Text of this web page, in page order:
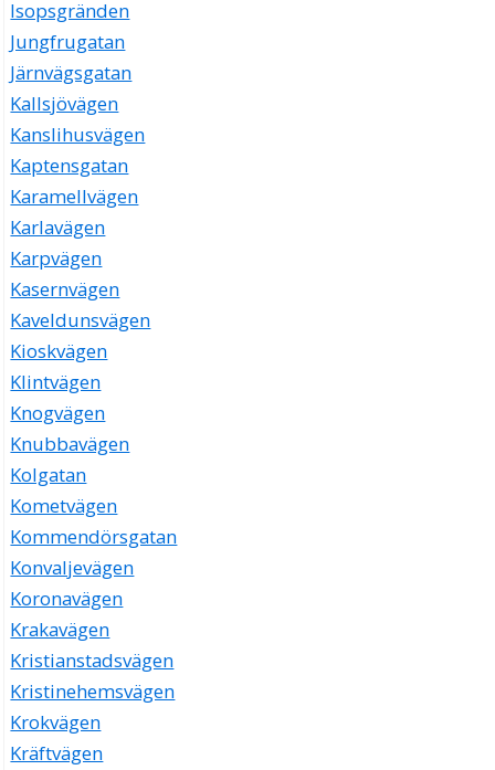
Isopsgränden
Jungfrugatan
Järnvägsgatan
Kallsjövägen
Kanslihusvägen
Kaptensgatan
Karamellvägen
Karlavägen
Karpvägen
Kasernvägen
Kaveldunsvägen
Kioskvägen
Klintvägen
Knogvägen
Knubbavägen
Kolgatan
Kometvägen
Kommendörsgatan
Konvaljevägen
Koronavägen
Krakavägen
Kristianstadsvägen
Kristinehemsvägen
Krokvägen
Kräftvägen